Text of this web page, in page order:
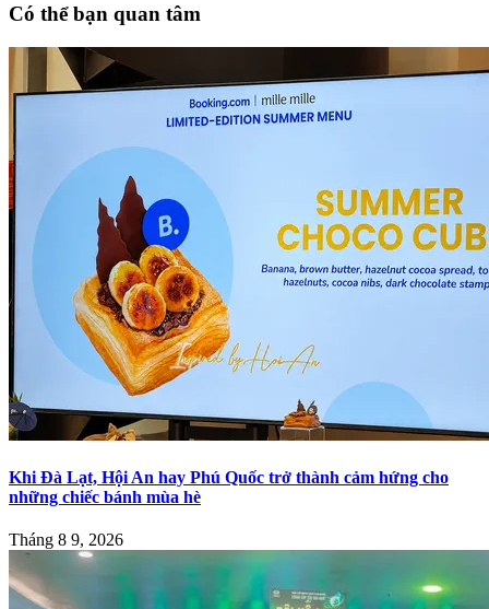
Có thể bạn quan tâm
Khi Đà Lạt, Hội An hay Phú Quốc trở thành cảm hứng cho
những chiếc bánh mùa hè
Tháng 8 9, 2026